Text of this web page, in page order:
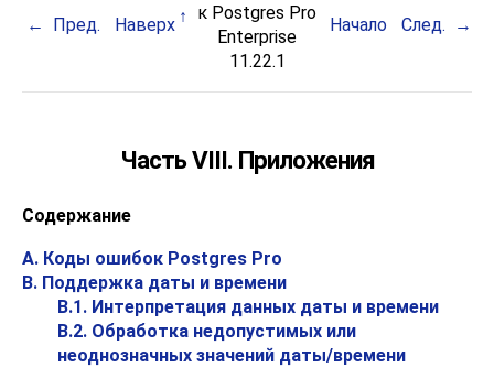
Пред. Наверх
к Postgres Pro
Enterprise
11.22.1
Начало След.
Часть VIII. Приложения
Содержание
A. Коды ошибок Postgres Pro
B. Поддержка даты и времени
B.1. Интерпретация данных даты и времени
B.2. Обработка недопустимых или
неоднозначных значений даты/времени